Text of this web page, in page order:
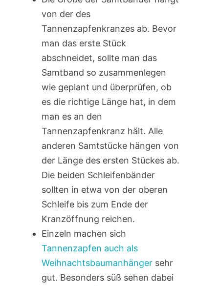
von der des
Tannenzapfenkranzes ab. Bevor
man das erste Stück
abschneidet, sollte man das
Samtband so zusammenlegen
wie geplant und überprüfen, ob
es die richtige Länge hat, in dem
man es an den
Tannenzapfenkranz hält. Alle
anderen Samtstücke hängen von
der Länge des ersten Stückes ab.
Die beiden Schleifenbänder
sollten in etwa von der oberen
Schleife bis zum Ende der
Kranzöffnung reichen.
Einzeln machen sich
Tannenzapfen auch als
Weihnachtsbaumanhängersehr
gut. Besonders süß sehen dabei